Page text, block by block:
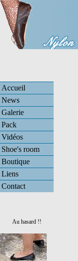
Accueil
News
Galerie
Pack
Vidéos
Shoe's room
Boutique
Liens
Contact
Au hasard !!